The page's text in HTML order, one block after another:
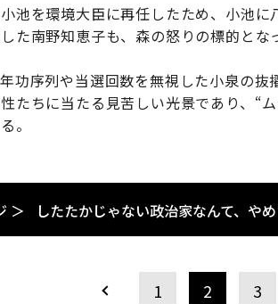
池を環境大臣に再任したため、小池に
た南野知恵子も、森の怒りの標的とな
功序列や当選回数を無視した小泉の
たちに当たる見苦しい光景であり、“
。
＞ したたかじゃない政治家なんて、や
1 2 3